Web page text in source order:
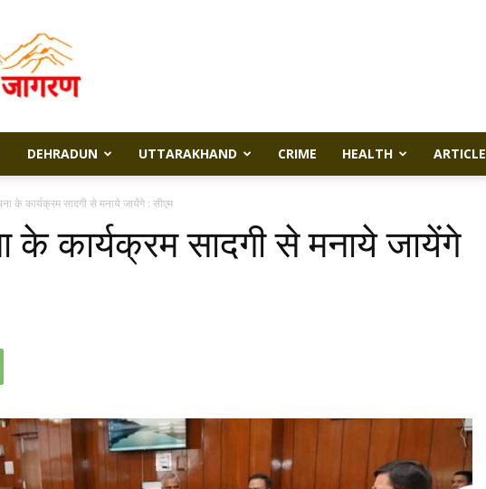
Himalaya
DEHRADUN UTTARAKHAND CRIME HEALTH ARTICLE
के कार्यक्रम सादगी से मनाये जायेंगे : सीएम
के कार्यक्रम सादगी से मनाये जायेंगे